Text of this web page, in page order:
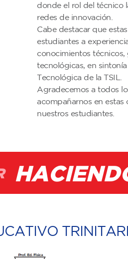
donde el rol del técnico
redes de innovación.
Cabe destacar que
estudiantes a
conocimientos
tecnológicas, en
Tecnológica de la TSIL.
Agradecemos a todos
acompañarnos en estas
nuestros estudiantes.